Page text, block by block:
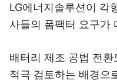
LG에너지솔루션이 각
사들의 폼팩터 요구가
배터리 제조 공법 전
적극 검토하는 배경으